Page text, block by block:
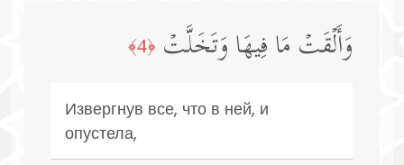
وَأَلۡقَتۡ مَا فِیهَا وَتَخَلَّتۡ ﴿4﴾
Извергнув все, что в ней, и
опустела,